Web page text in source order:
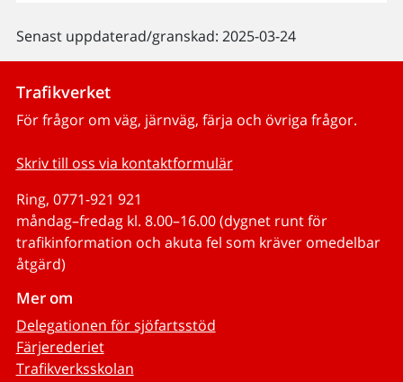
Senast uppdaterad/granskad: 2025-03-24
Trafikverket
För frågor om väg, järnväg, färja och övriga frågor.
Skriv till oss via kontaktformulär
Ring, 0771-921 921
måndag–fredag kl. 8.00–16.00 (dygnet runt för
trafikinformation och akuta fel som kräver omedelbar
åtgärd)
Mer om
Delegationen för sjöfartsstöd
Färjerederiet
Trafikverksskolan